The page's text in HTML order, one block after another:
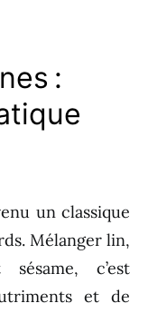
:
un classique
Mélanger lin,
c’est
et de